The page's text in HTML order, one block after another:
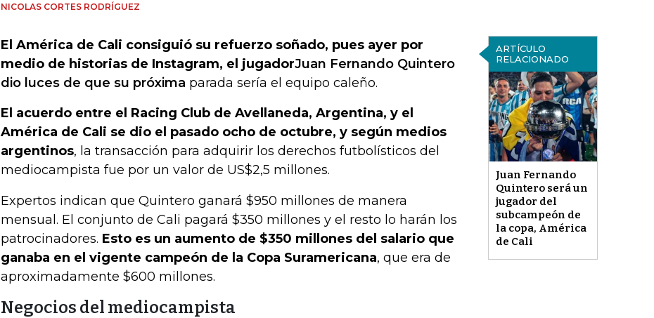
NICOLAS CORTES RODRÍGUEZ
ARTÍCULO
RELACIONADO
Juan Fernando
Quintero será un
jugador del
subcampeón de
la copa, América
de Cali
El América de Cali consiguió su refuerzo soñado, pues ayer por
medio de historias de Instagram, el jugadorJuan Fernando Quintero
dio luces de que su próxima parada sería el equipo caleño.
El acuerdo entre el Racing Club de Avellaneda, Argentina, y el
América de Cali se dio el pasado ocho de octubre, y según medios
argentinos, la transacción para adquirir los derechos futbolísticos del
mediocampista fue por un valor de US$2,5 millones.
Expertos indican que Quintero ganará $950 millones de manera
mensual. El conjunto de Cali pagará $350 millones y el resto lo harán los
patrocinadores. Esto es un aumento de $350 millones del salario que
ganaba en el vigente campeón de la Copa Suramericana, que era de
aproximadamente $600 millones.
Negocios del mediocampista